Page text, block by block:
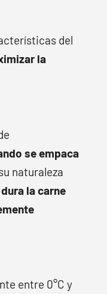
del
la
se empaca
naturaleza
la carne
entre 0°C y